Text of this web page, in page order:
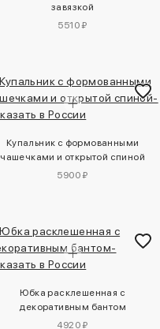
завязкой
5510 ₽
Купальник с формованными
чашечками и открытой спиной
5900 ₽
Юбка расклешенная с
декоративным бантом
4920 ₽